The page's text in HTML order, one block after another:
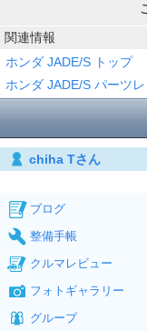
関連情報
ホンダ JADE/S トップ
ホンダ JADE/S パーツ
chiha Tさん
ブログ
整備手帳
クルマレビュー
フォトギャラリー
グループ